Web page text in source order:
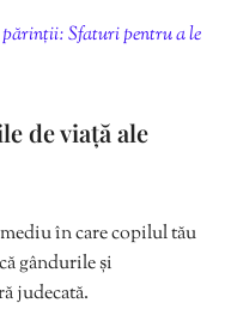
Sfaturi pentru a le
de viață ale
în care copilul tău
gândurile și
judecată.